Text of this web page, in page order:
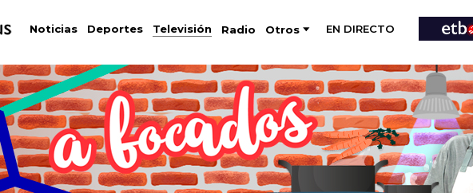
Noticias Deportes Televisión Radio Otros EN DIRECTO